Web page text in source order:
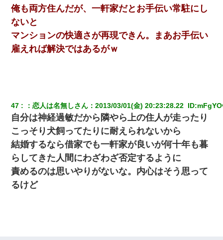
【復讐】義兄嫁「生活費、足りない分を貸してほしい」私「貸す
わけないでしょｗｗｗｗ」→ 理由を話したら泣き出して・・私
（あまりにも希望通り）
【画像】女の子「お母さん！！私ようやくファッションモデルに
選ばれたの！絶対見に来てね！」→悲しい結果がこれ・・・
父が他界→父のフリン相手『どうか相続を放棄して下さい、昔の
ことは謝ります。ごめんなさい…』私「お子さんはフリン略奪婚
って知ってるの？」相手『 』結果→
書店「息子さんが万引きしました」私「はっ？(息子目の前にいる
し…)うちの子ではないので迎えに行きません」→息子を名乗って
た人物の正体が判明するも・・・
俺も両方住んだが、一軒家だとお手伝い常駐にし
ないと
マンションの快適さが再現できん。まあお手伝い
雇えれば解決ではあるがｗ
47 ：恋人は名無しさん ：2013/03/01(金) 20:23:28.22 ID:
自分は神経過敏だから隣やら上の住人が走ったり
こっそり犬飼ってたりに耐えられないから
結婚するなら借家でも一軒家が良いが何十年も暮
らしてきた人間にわざわざ否定するように
責めるのは思いやりがないな。内心はそう思って
るけど